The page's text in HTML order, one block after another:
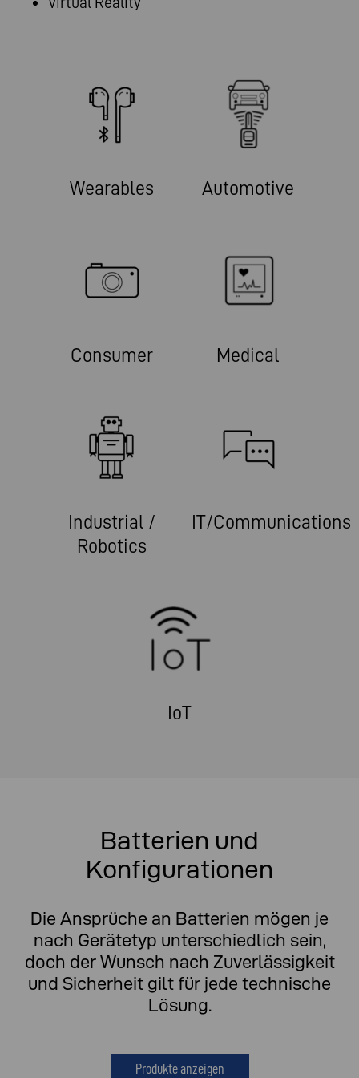
Wearables Automotive
Consumer Medical
Industrial /
Robotics
IT/Communications
IoT
Batterien und
Konfigurationen
Die Ansprüche an Batterien mögen je
nach Gerätetyp unterschiedlich sein,
doch der Wunsch nach Zuverlässigkeit
und Sicherheit gilt für jede technische
Lösung.
Produkte anzeigen